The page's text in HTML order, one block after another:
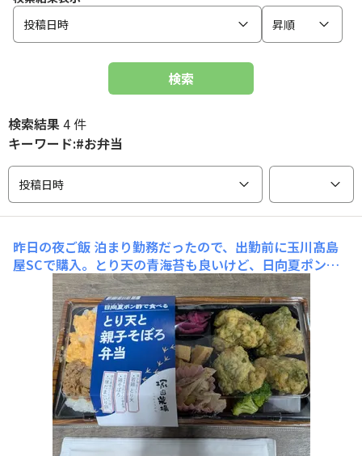
投稿日時
昇順
検索
検索結果4 件
キーワード:#お弁当
投稿日時
昨日の夜ご飯 泊まり勤務だったので、出勤前に玉川髙島
屋SCで購入。とり天の青海苔も良いけど、日向夏ポン酢
も良いですね😊勤務なので飲めないのが残念です。